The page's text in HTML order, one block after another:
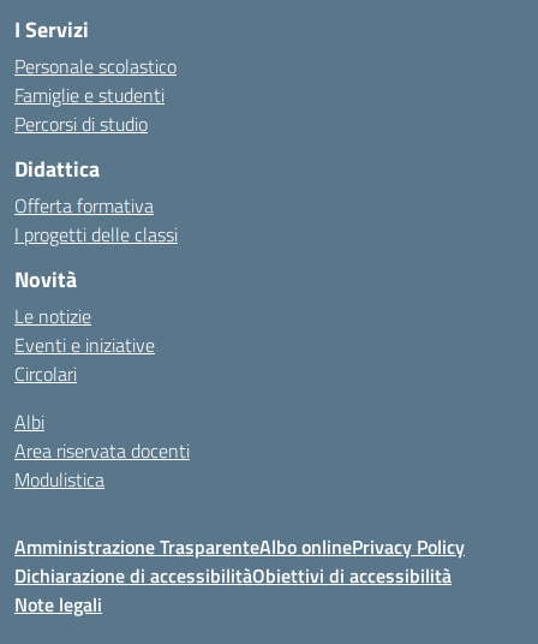
I Servizi
Personale scolastico
Famiglie e studenti
Percorsi di studio
Didattica
Offerta formativa
I progetti delle classi
Novità
Le notizie
Eventi e iniziative
Circolari
Albi
Area riservata docenti
Modulistica
Amministrazione TrasparenteAlbo onlinePrivacy Policy
Dichiarazione di accessibilitàObiettivi di accessibilità
Note legali